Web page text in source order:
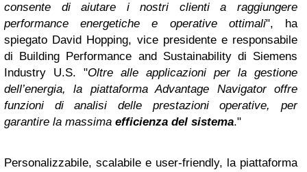
consente di aiutare i nostri clienti a raggiungere
performance energetiche e operative ottimali", ha
spiegato David Hopping, vice presidente e responsabile
di Building Performance and Sustainability di Siemens
Industry U.S. "Oltre alle applicazioni per la gestione
dell’energia, la piattaforma Advantage Navigator offre
funzioni di analisi delle prestazioni operative, per
garantire la massima efficienza del sistema."
Personalizzabile, scalabile e user-friendly, la piattaforma